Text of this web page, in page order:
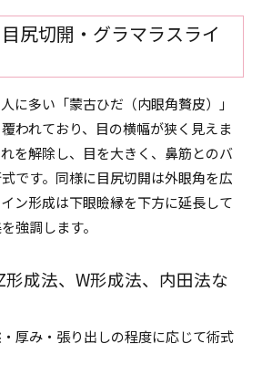
尻切開・グラマラスライ
に多い「蒙古ひだ（内眼角贅皮）」
われており、目の横幅が狭く見えま
を解除し、目を大きく、鼻筋とのバ
です。同様に目尻切開は外眼角を広
ン形成は下眼瞼縁を下方に延長して
強調します。
形成法、W形成法、内田法な
厚み・張り出しの程度に応じて術式